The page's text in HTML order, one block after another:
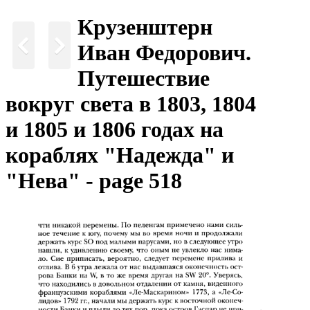
Крузенштерн
Иван Федорович.
Путешествие
вокруг света в 1803, 1804
и 1805 и 1806 годах на
кораблях "Надежда" и
"Нева" - page 518